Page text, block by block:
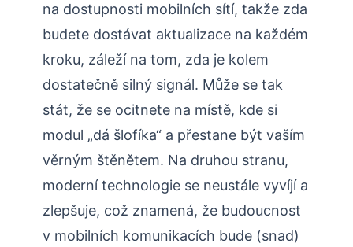
na dostupnosti mobilních sítí, takže zda
budete dostávat aktualizace na každém
kroku, záleží na tom, zda je kolem
dostatečně silný signál. Může se tak
stát, že se ocitnete na místě, kde si
modul „dá šlofíka“ a přestane být vaším
věrným štěnětem. Na druhou stranu,
moderní technologie se neustále vyvíjí a
zlepšuje, což znamená, že budoucnost
v mobilních komunikacích bude (snad)